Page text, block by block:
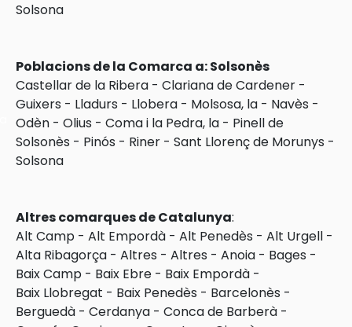
Solsona
Poblacions de la Comarca a: Solsonès
Castellar de la Ribera - Clariana de Cardener -
Guixers - Lladurs - Llobera - Molsosa, la - Navès -
Odèn - Olius - Coma i la Pedra, la - Pinell de
Solsonès - Pinós - Riner - Sant Llorenç de Morunys -
Solsona
Altres comarques de Catalunya:
Alt Camp - Alt Empordà - Alt Penedès - Alt Urgell -
Alta Ribagorça - Altres - Altres - Anoia - Bages -
Baix Camp - Baix Ebre - Baix Empordà -
Baix Llobregat - Baix Penedès - Barcelonès -
Berguedà - Cerdanya - Conca de Barberà -